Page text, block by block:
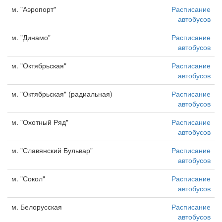
м. "Аэропорт"
Расписание
автобусов
м. "Динамо"
Расписание
автобусов
м. "Октябрьская"
Расписание
автобусов
м. "Октябрьская" (радиальная)
Расписание
автобусов
м. "Охотный Ряд"
Расписание
автобусов
м. "Славянский Бульвар"
Расписание
автобусов
м. "Сокол"
Расписание
автобусов
м. Белорусская
Расписание
автобусов